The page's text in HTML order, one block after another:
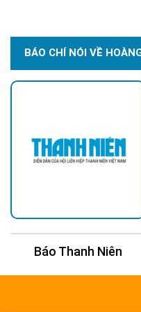
BÁO CHÍ NÓI VỀ
Báo Thanh Niên